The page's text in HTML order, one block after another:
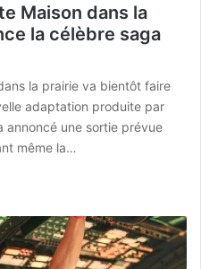
Maison dans la
la célèbre saga
la prairie va bientôt faire
adaptation produite par
annoncé une sortie prévue
même la…